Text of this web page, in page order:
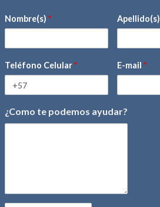
Nombre(s) * Apellido(s)
Teléfono Celular* E-mail *
¿Como te podemos ayudar?